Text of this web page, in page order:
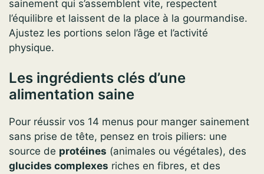
sainement qui s’assemblent vite, respectent
l’équilibre et laissent de la place à la gourmandise.
Ajustez les portions selon l’âge et l’activité
physique.
Les ingrédients clés d’une
alimentation saine
Pour réussir vos 14 menus pour manger sainement
sans prise de tête, pensez en trois piliers: une
source de protéines (animales ou végétales), des
glucides complexes riches en fibres, et des